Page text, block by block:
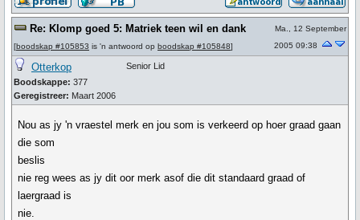
Re: Klomp goed 5: Matriek teen wil en dank
[boodskap #105853 is 'n antwoord op boodskap #105848]
Ma., 12 September
2005 09:38
Otterkop
Boodskappe: 377
Geregistreer: Maart 2006
Senior Lid
Nou as jy 'n vraestel merk en jou som is verkeerd op hoer graad gaan
die som
beslis
nie reg wees as jy dit oor merk asof die dit standaard graad of
laergraad is
nie.